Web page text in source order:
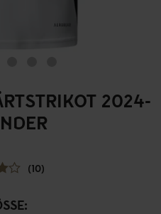
2024-
(10)